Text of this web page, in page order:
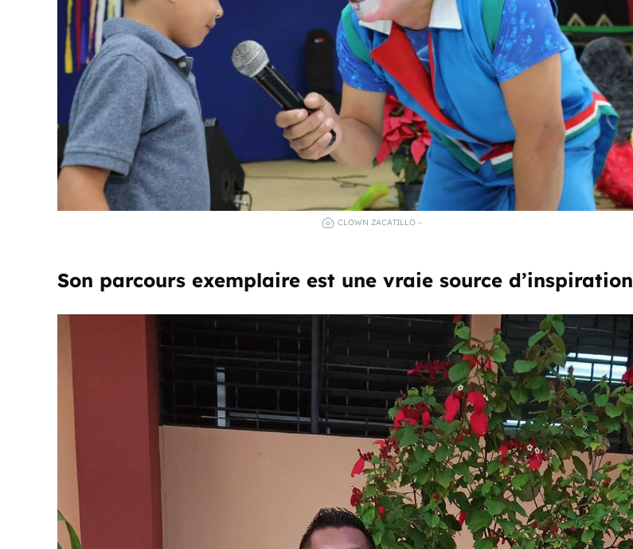
CLOWN ZACATILLO –
Son parcours exemplaire est une vraie source d’inspiration